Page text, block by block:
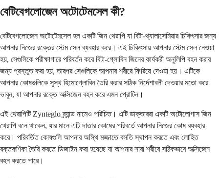
বেটিবেগলোজেন অটোটেমসেল কী?
বেটিবেগলোজেন অটোটেমসেল হল একটি জিন থেরাপি যা বিটা-থ্যালাসেমিয়ার চিকিৎসার জন্য
আপনার নিজের রক্তের স্টেম সেল ব্যবহার করে। এই চিকিৎসায় আপনার স্টেম সেল নেওয়া
হয়, সেগুলিকে পরীক্ষাগারে পরিবর্তন করে বিটা-গ্লোবিন জিনের কার্যকরী অনুলিপি বহন করার
জন্য প্রস্তুত করা হয়, তারপর সেগুলিকে আপনার শরীরে ফিরিয়ে দেওয়া হয়। এটিকে
আপনার কোষগুলিকে সুস্থ হিমোগ্লোবিন তৈরি করার সঠিক নির্দেশাবলী দেওয়ার মতো করে
ভাবুন, যা আপনার রক্তে অক্সিজেন বহন করে এমন প্রোটিন।
এই থেরাপিটি Zynteglo ব্র্যান্ড নামেও পরিচিত। এটি ডাক্তাররা একটি অটোলোগাস জিন
থেরাপি বলে থাকেন, যার মানে এটি দাতার কোষের পরিবর্তে আপনার নিজের কোষ ব্যবহার
করে। পরিবর্তিত কোষগুলি আপনার অস্থি মজ্জাতে বসতি স্থাপন করতে এবং লোহিত
রক্তকণিকা তৈরি করতে ডিজাইন করা হয়েছে যা আপনার সারা শরীরে সঠিকভাবে অক্সিজেন
বহন করতে পারে।